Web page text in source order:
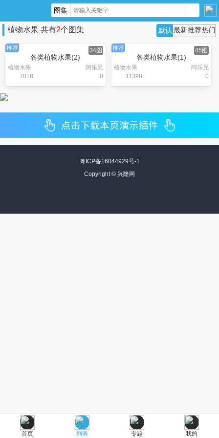
植物水果 共有2个图集 默认 最新推荐热门
推荐
各类植物水果(2)
植物水果
阿乐兄
7018
0
34图 推荐
各类植物水果(1)
植物水果
阿乐兄
11398
0
45图
首页 列表 专题 我的
粤ICP备16044929号-1
Copyright © 兴隆网